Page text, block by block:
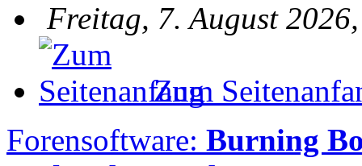
Freitag, 7. August
Zum
Forensoftware: Burning